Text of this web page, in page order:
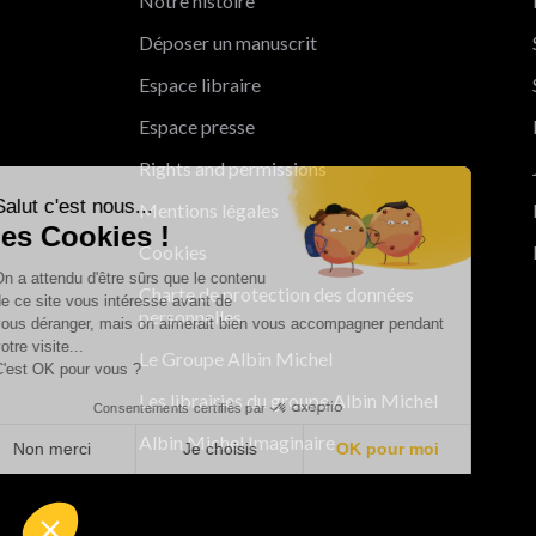
Salut c'est nous...
les Cookies !
On a attendu d'être sûrs que le contenu
de ce site vous intéresse avant de
vous déranger, mais on aimerait bien vous accompagner pendant
votre visite...
C'est OK pour vous ?
Consentements certifiés par
Non merci Je choisis OK pour moi
Déposer un manuscrit
Espace libraire
Espace presse
Rights and permissions
Mentions légales
Cookies
Charte de protection des données
personnelles
Le Groupe Albin Michel
Les librairies du groupe Albin Michel
Albin Michel Imaginaire